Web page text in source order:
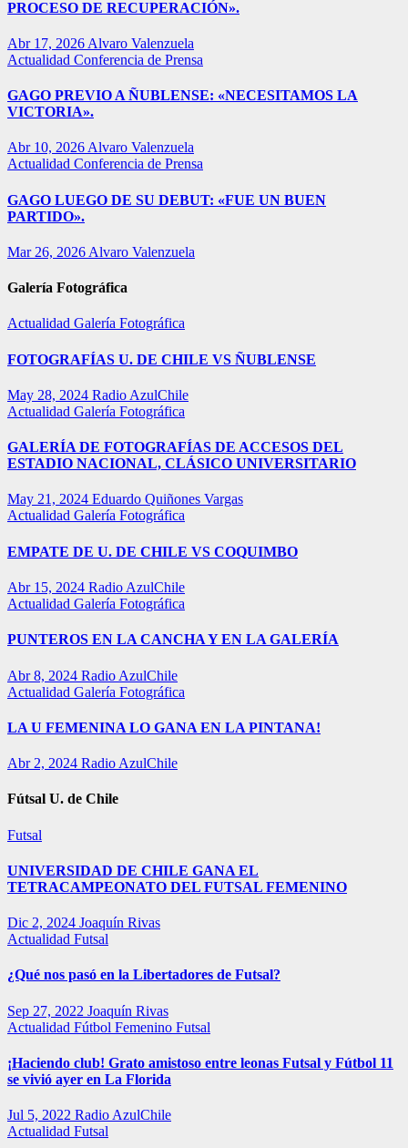
PROCESO DE RECUPERACIÓN».
Abr 17, 2026 Alvaro Valenzuela
Actualidad Conferencia de Prensa
GAGO PREVIO A ÑUBLENSE: «NECESITAMOS LA
VICTORIA».
Abr 10, 2026 Alvaro Valenzuela
Actualidad Conferencia de Prensa
GAGO LUEGO DE SU DEBUT: «FUE UN BUEN
PARTIDO».
Mar 26, 2026 Alvaro Valenzuela
Galería Fotográfica
Actualidad Galería Fotográfica
FOTOGRAFÍAS U. DE CHILE VS ÑUBLENSE
May 28, 2024 Radio AzulChile
Actualidad Galería Fotográfica
GALERÍA DE FOTOGRAFÍAS DE ACCESOS DEL
ESTADIO NACIONAL, CLÁSICO UNIVERSITARIO
May 21, 2024 Eduardo Quiñones Vargas
Actualidad Galería Fotográfica
EMPATE DE U. DE CHILE VS COQUIMBO
Abr 15, 2024 Radio AzulChile
Actualidad Galería Fotográfica
PUNTEROS EN LA CANCHA Y EN LA GALERÍA
Abr 8, 2024 Radio AzulChile
Actualidad Galería Fotográfica
LA U FEMENINA LO GANA EN LA PINTANA!
Abr 2, 2024 Radio AzulChile
Fútsal U. de Chile
Futsal
UNIVERSIDAD DE CHILE GANA EL
TETRACAMPEONATO DEL FUTSAL FEMENINO
Dic 2, 2024 Joaquín Rivas
Actualidad Futsal
¿Qué nos pasó en la Libertadores de Futsal?
Sep 27, 2022 Joaquín Rivas
Actualidad Fútbol Femenino Futsal
¡Haciendo club! Grato amistoso entre leonas Futsal y Fútbol 11
se vivió ayer en La Florida
Jul 5, 2022 Radio AzulChile
Actualidad Futsal